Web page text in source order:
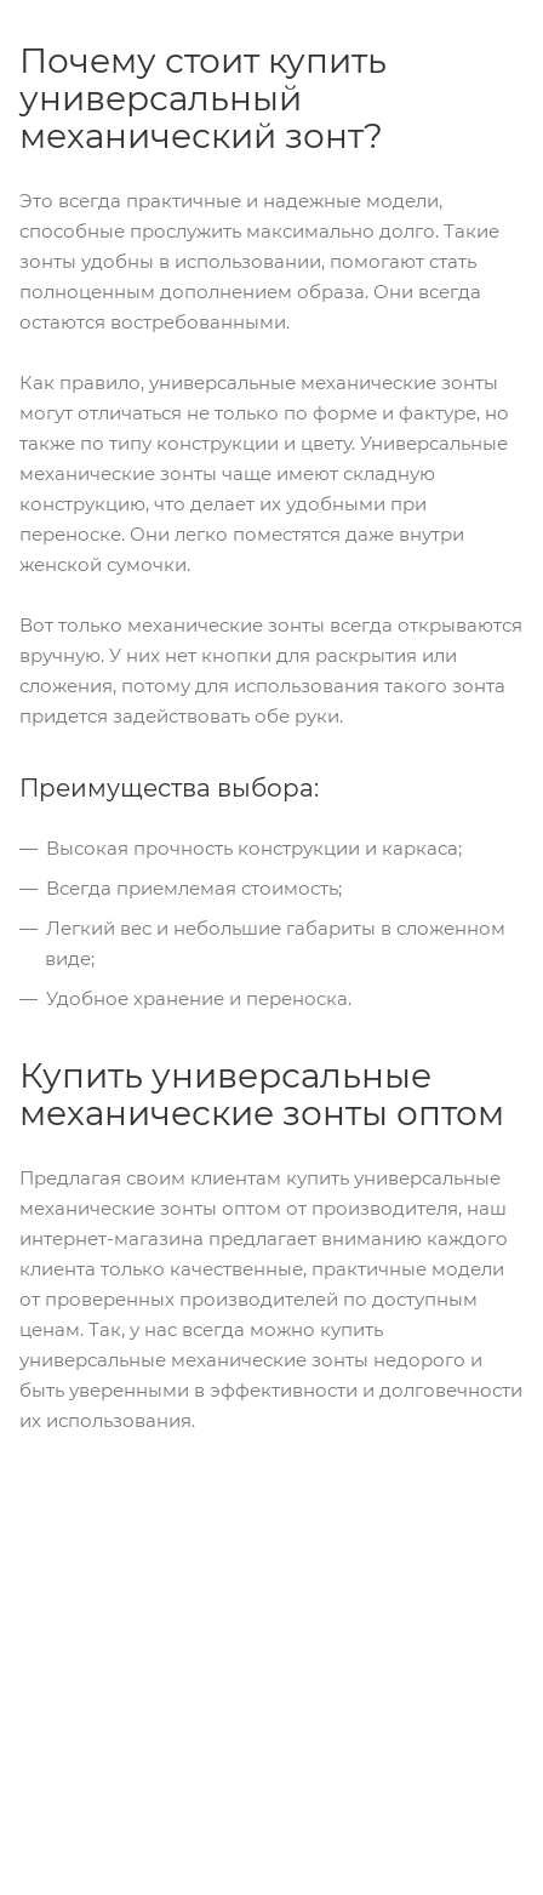
Почему стоит купить
универсальный
механический зонт?
Это всегда практичные и надежные модели,
способные прослужить максимально долго. Такие
зонты удобны в использовании, помогают стать
полноценным дополнением образа. Они всегда
остаются востребованными.
Как правило, универсальные механические зонты
могут отличаться не только по форме и фактуре, но
также по типу конструкции и цвету. Универсальные
механические зонты чаще имеют складную
конструкцию, что делает их удобными при
переноске. Они легко поместятся даже внутри
женской сумочки.
Вот только механические зонты всегда открываются
вручную. У них нет кнопки для раскрытия или
сложения, потому для использования такого зонта
придется задействовать обе руки.
Преимущества выбора:
Высокая прочность конструкции и каркаса;
Всегда приемлемая стоимость;
Легкий вес и небольшие габариты в сложенном
виде;
Удобное хранение и переноска.
Купить универсальные
механические зонты оптом
Предлагая своим клиентам купить универсальные
механические зонты оптом от производителя, наш
интернет-магазина предлагает вниманию каждого
клиента только качественные, практичные модели
от проверенных производителей по доступным
ценам. Так, у нас всегда можно купить
универсальные механические зонты недорого и
быть уверенными в эффективности и долговечности
их использования.